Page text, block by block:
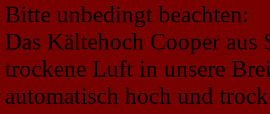
Bitte unbedingt beachten:
Das Kältehoch Cooper
trockene Luft in unsere
automatisch hoch und